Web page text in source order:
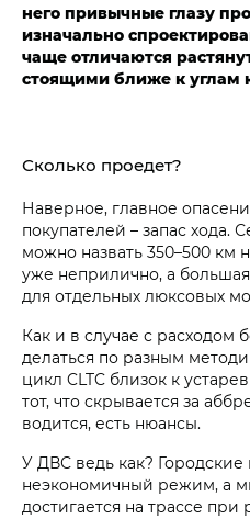
него привычные глазу
изначально
чаще отличаются
стоящими ближе к углам
Сколько проедет?
Наверное, главное
покупателей – запас хода.
можно назвать 350–500 км
уже неприлично, а большая
для отдельных люксовых
Как и в случае с расходом
делаться по разным
цикл CLTC близок к
тот, что скрывается за
водится, есть нюансы.
У ДВС ведь как?
неэкономичный режим, а
достигается на трассе